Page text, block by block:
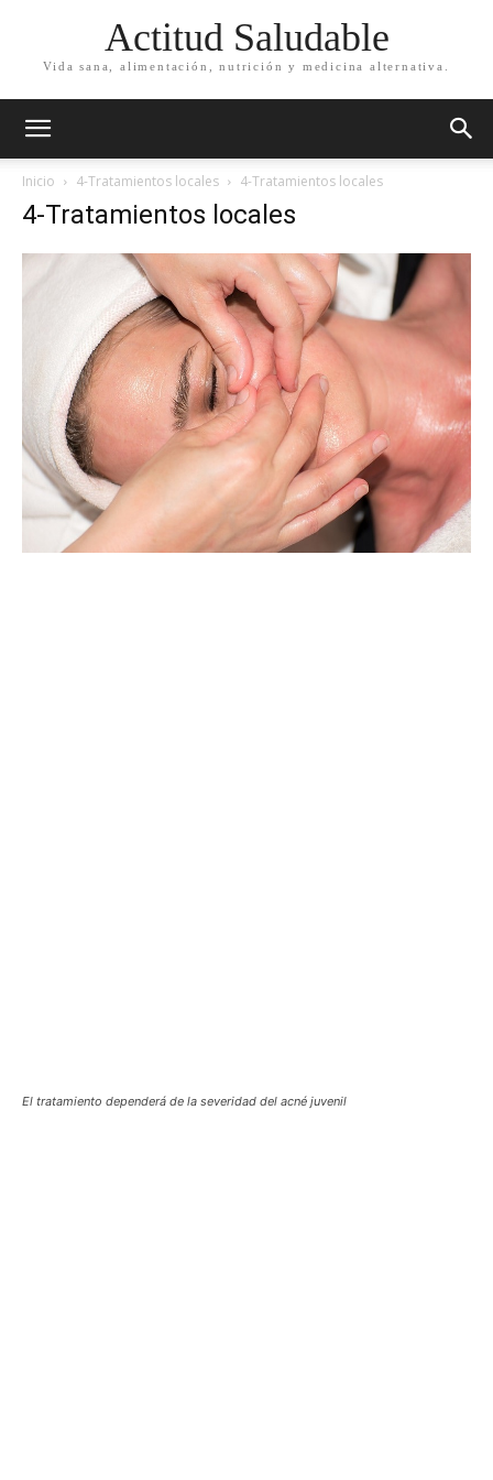
Actitud Saludable
Vida sana, alimentación, nutrición y medicina alternativa.
Inicio 4-Tratamientos locales 4-Tratamientos locales
4-Tratamientos locales
El tratamiento dependerá de la severidad del acné juvenil